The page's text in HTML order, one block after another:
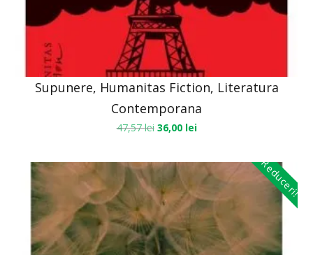
Supunere, Humanitas Fiction, Literatura
Contemporana
47,57lei 36,00 lei
Reduceri!